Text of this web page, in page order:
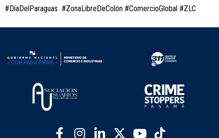
#DíaDelParaguas #ZonaLibreDeColón #ComercioGlobal #ZLC